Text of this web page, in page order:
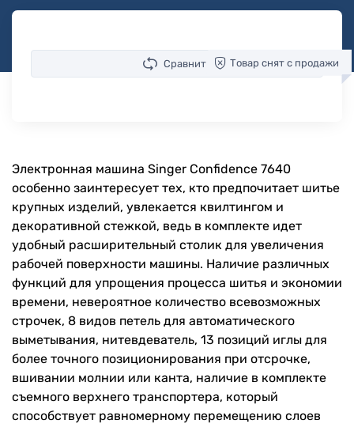
Товар снят с продажи
Сравнить
Электронная машина Singer Confidence 7640
особенно заинтересует тех, кто предпочитает шитье
крупных изделий, увлекается квилтингом и
декоративной стежкой, ведь в комплекте идет
удобный расширительный столик для увеличения
рабочей поверхности машины. Наличие различных
функций для упрощения процесса шитья и экономии
времени, невероятное количество всевозможных
строчек, 8 видов петель для автоматического
выметывания, нитевдеватель, 13 позиций иглы для
более точного позиционирования при отсрочке,
вшивании молнии или канта, наличие в комплекте
съемного верхнего транспортера, который
способствует равномерному перемещению слоев